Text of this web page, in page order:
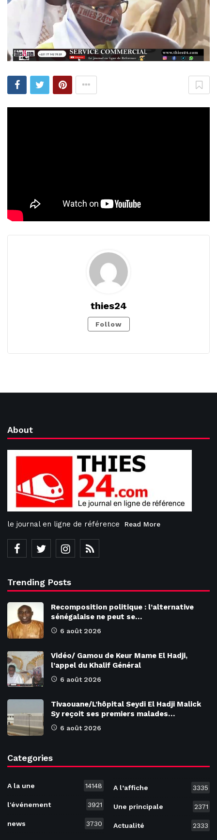
thies24
Follow
About
le journal en ligne de référence Read More
Trending Posts
Recomposition politique : l’alternative
sénégalaise ne peut se…
6 août 2026
Vidéo/ Gamou de Keur Mame El Hadji,
l’appel du Khalif Général
6 août 2026
Tivaouane/L’hôpital Seydi El Hadji Malick
Sy reçoit ses premiers malades…
6 août 2026
Categories
A la une 14148
l'événement 3921
news 3730
A l’affiche 3335
Une principale 2371
Actualité 2333